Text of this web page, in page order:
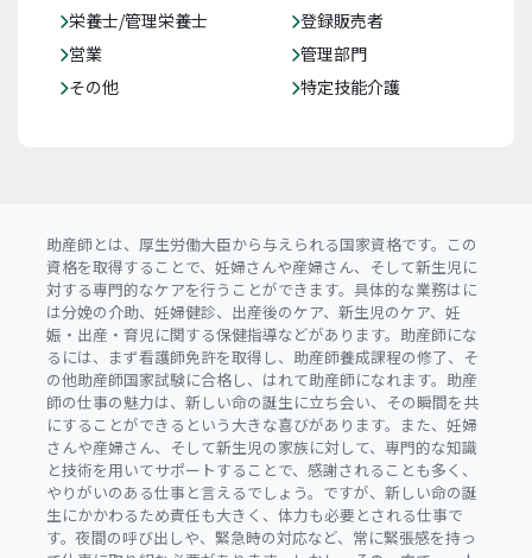
栄養士/管理栄養士
登録販売者
営業
管理部門
その他
特定技能介護
助産師とは、厚生労働大臣から与えられる国家資格です。この
資格を取得することで、妊婦さんや産婦さん、そして新生児に
対する専門的なケアを行うことができます。具体的な業務はに
は分娩の介助、妊婦健診、出産後のケア、新生児のケア、妊
娠・出産・育児に関する保健指導などがあります。助産師にな
るには、まず看護師免許を取得し、助産師養成課程の修了、そ
の他助産師国家試験に合格し、はれて助産師になれます。助産
師の仕事の魅力は、新しい命の誕生に立ち会い、その瞬間を共
にすることができるという大きな喜びがあります。また、妊婦
さんや産婦さん、そして新生児の家族に対して、専門的な知識
と技術を用いてサポートすることで、感謝されることも多く、
やりがいのある仕事と言えるでしょう。ですが、新しい命の誕
生にかかわるため責任も大きく、体力も必要とされる仕事で
す。夜間の呼び出しや、緊急時の対応など、常に緊張感を持っ